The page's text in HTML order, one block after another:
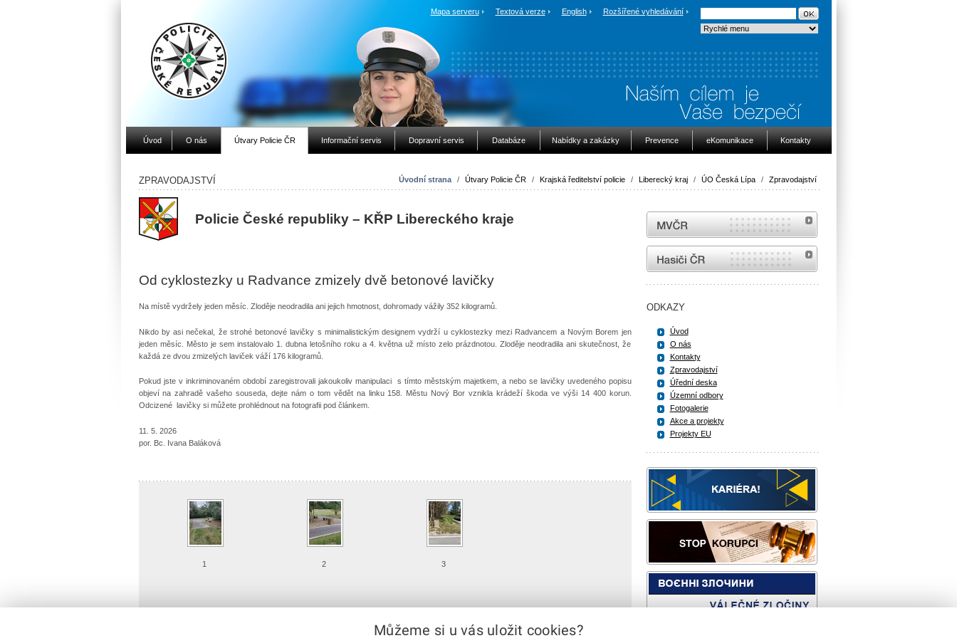
Mapa serveru Textová verze English Rozšířené vyhledávání
Úvod O nás Útvary Policie ČR Informační servis Dopravní servis Databáze Nabídky a zakázky Prevence eKomunikace Kontakty
Úvodní strana / Útvary Policie ČR / Krajská ředitelství policie / Liberecký kraj / ÚO Česká Lípa / Zpravodajství
ZPRAVODAJSTVÍ
Policie České republiky – KŘP Libereckého kraje
Od cyklostezky u Radvance zmizely dvě betonové lavičky
Na místě vydržely jeden měsíc. Zloděje neodradila ani jejich hmotnost, dohromady vážily 352 kilogramů.
Nikdo by asi nečekal, že strohé betonové lavičky s minimalistickým designem vydrží u cyklostezky mezi Radvancem a Novým Borem jen
jeden měsíc. Město je sem instalovalo 1. dubna letošního roku a 4. května už místo zelo prázdnotou. Zloděje neodradila ani skutečnost, že
každá ze dvou zmizelých laviček váží 176 kilogramů.
Pokud jste v inkriminovaném období zaregistrovali jakoukoliv manipulaci s tímto městským majetkem, a nebo se lavičky uvedeného popisu
objeví na zahradě vašeho souseda, dejte nám o tom vědět na linku 158. Městu Nový Bor vznikla krádeží škoda ve výši 14 400 korun.
Odcizené lavičky si můžete prohlédnout na fotografii pod článkem.
11. 5. 2026
por. Bc. Ivana Baláková
1 2 3
MVČR
internetové stránky Hasiči ČR
ODKAZY
Úvod
O nás
Kontakty
Zpravodajství
Úřední deska
Územní odbory
Fotogalerie
Akce a projekty
Projekty EU
Můžeme si u vás uložit cookies?